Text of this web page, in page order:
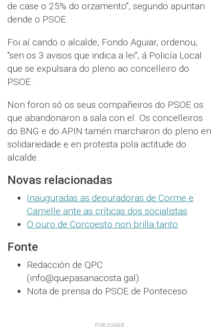
de case o 25% do orzamento", segundo apuntan
dende o PSOE.
Foi aí cando o alcalde, Fondo Aguiar, ordenou,
"sen os 3 avisos que indica a lei", á Policía Local
que se expulsara do pleno ao concelleiro do
PSOE.
Non foron só os seus compañeiros do PSOE os
que abandonaron a sala con el. Os concelleiros
do BNG e do APIN tamén marcharon do pleno en
solidariedade e en protesta pola actitude do
alcalde.
Novas relacionadas
Inauguradas as depuradoras de Corme e
Camelle ante as críticas dos socialistas.
O ouro de Corcoesto non brilla tanto.
Fonte
Redacción de QPC
(info@quepasanacosta.gal).
Nota de prensa do PSOE de Ponteceso.